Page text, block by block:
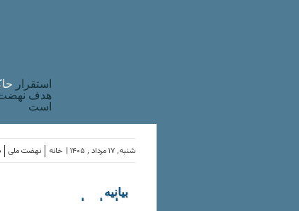
استقرار
هدف نهضت
است
نهضت ملی خانه شنبه, ۱۷ مرداد , ۱۴۰۵ |
بیانیه
سازمان‌های